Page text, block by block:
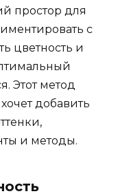
простор для
с
цветность и
Этот метод
добавить
и методы.